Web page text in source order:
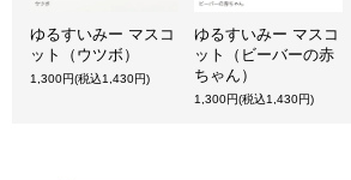
ゆるすいみー マスコ
ット（ウツボ）
1,300円(税込1,430円)
ゆるすいみー マスコ
ット（ビーバーの赤
ちゃん）
1,300円(税込1,430円)